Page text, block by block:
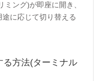
ング)が即座に開き、
に応じて切り替える
る方法(ターミナル